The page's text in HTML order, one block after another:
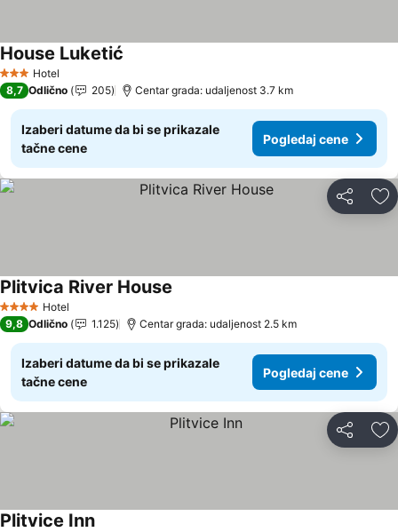
3 Zvezdice
Hotel
House Luketić
8,7 Odlično 205 Centar grada: udaljenost 3.7 km
Izaberi datume da bi se prikazale
tačne cene
Pogledaj cene
Deli
4 ZvezdiceHotel
Plitvica River House
9,8 Odlično 1.125 Centar grada: udaljenost 2.5 km
Izaberi datume da bi se prikazale
tačne cene
Pogledaj cene
Deli
Plitvice Inn